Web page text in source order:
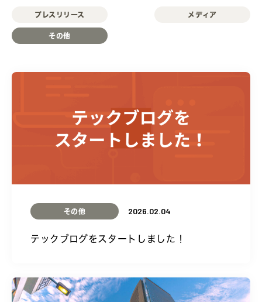
プレスリリース メディア
その他
その他 2026.02.04
テックブログをスタートしました！